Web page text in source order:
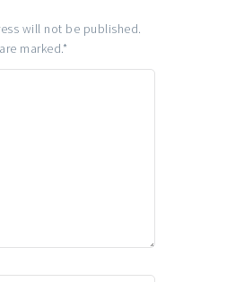
will not be published.
marked.*